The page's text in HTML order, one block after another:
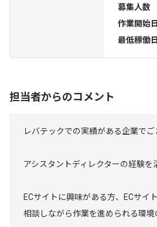
募集人数
作業開始日
最低稼働
担当者からのコメント
レバテックでの実績がある企業でご
アシスタントディレクターの経験を
ECサイトに興味がある方、ECサイ
相談しながら作業を進められる環